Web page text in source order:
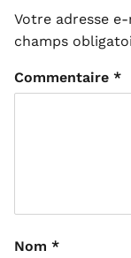
Votre adresse
champs
Commentaire *
Nom *